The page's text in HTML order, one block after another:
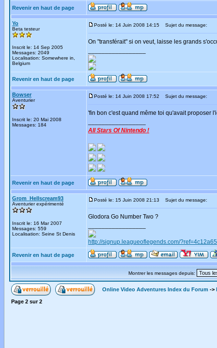
Revenir en haut de page
Yo
Beta testeur
Inscrit le: 14 Sep 2005
Messages: 2049
Localisation: Somewhere in,
Belgium
Posté le: 14 Juin 2008 14:15 Sujet du message:
On "transférait" si on veut, laisse les grands
Revenir en haut de page
Bowser
Aventurier
Inscrit le: 20 Mai 2008
Messages: 184
Posté le: 14 Juin 2008 17:52 Sujet du message:
'fin bon c'est quand même toi qu'avait proposer
All Stars Of Nintendo !
Revenir en haut de page
Grom_Hellscream93
Aventurier expérimenté
Inscrit le: 16 Mar 2007
Messages: 559
Localisation: Seine St Denis
Posté le: 15 Juin 2008 21:13 Sujet du message:
Glodora Go Number Two ?
http://signup.leagueoflegends.com/
Revenir en haut de page
Montrer les messages depuis:
Online Video Adventures Index du Forum ->
Page 2 sur2